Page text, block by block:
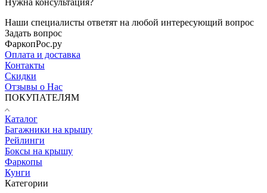
Наши специалисты ответят на любой интересующий вопрос
Задать вопрос
ФаркопРос.ру
Оплата и доставка
Контакты
Скидки
Отзывы о Нас
ПОКУПАТЕЛЯМ
Каталог
Багажники на крышу
Рейлинги
Боксы на крышу
Фаркопы
Кунги
Категории